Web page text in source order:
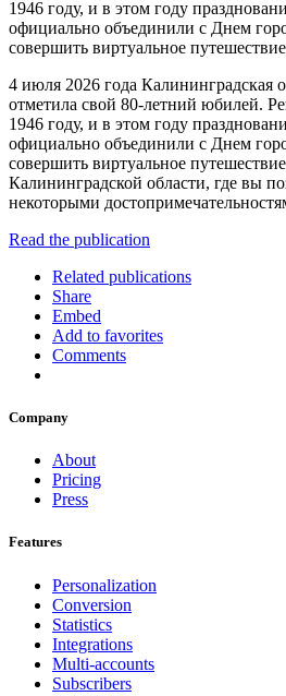
1946 году, и в этом году
официально объединили с Днем
совершить виртуальное
4 июля 2026 года Калининградская
отметила свой 80-летний юбилей.
1946 году, и в этом году
официально объединили с Днем
совершить виртуальное
Калининградской области, где вы
некоторыми
Read the publication
Related publications
Share
Embed
Add to favorites
Comments
Company
About
Pricing
Press
Features
Personalization
Conversion
Statistics
Integrations
Multi-accounts
Subscribers